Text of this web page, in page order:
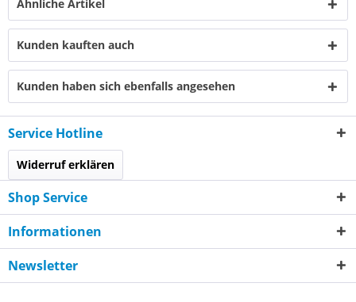
Ähnliche Artikel
Kunden kauften auch
Kunden haben sich ebenfalls angesehen
Service Hotline
Widerruf erklären
Shop Service
Informationen
Newsletter